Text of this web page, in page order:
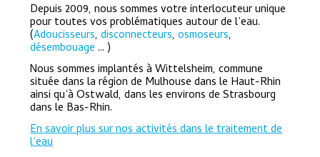
Depuis 2009, nous sommes votre interlocuteur unique
pour toutes vos problématiques autour de l’eau.
(Adoucisseurs,disconnecteurs,osmoseurs,
désembouage… )
Nous sommes implantés à Wittelsheim, commune
située dans la région de Mulhouse dans le Haut-Rhin
ainsi qu’à Ostwald, dans les environs de Strasbourg
dans le Bas-Rhin.
En savoir plus sur nos activités dans le traitement de
l’eau